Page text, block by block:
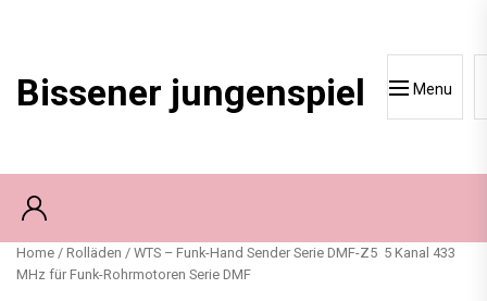
Bissener jungenspiel Menu
Home / Rolläden / WTS – Funk-Hand Sender Serie DMF-Z5 5 Kanal 433
MHz für Funk-Rohrmotoren Serie DMF